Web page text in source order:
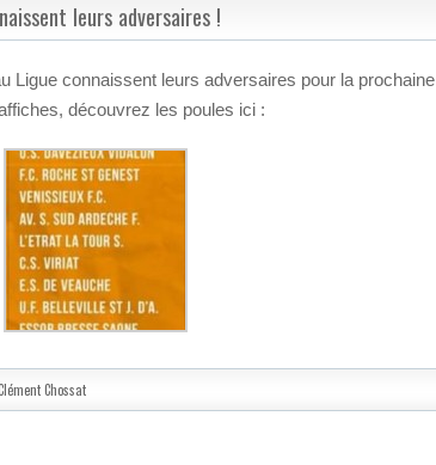
leurs adversaires !
Ligue connaissent leurs adversaires pour la prochaine
découvrez les poules ici :
Chossat